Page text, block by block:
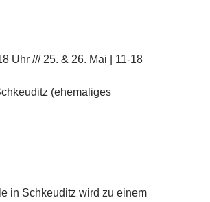
Uhr /// 25. & 26. Mai | 11-18
(ehemaliges
in Schkeuditz wird zu einem